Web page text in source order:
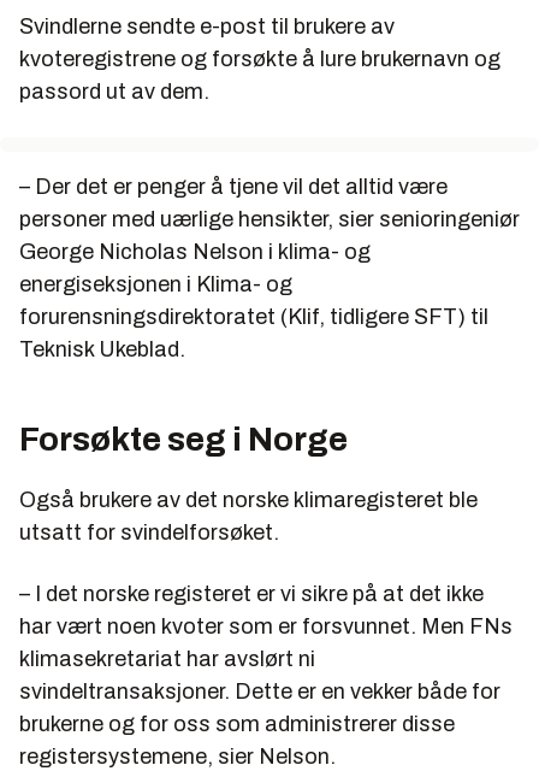
karbondioksid (CO2)
Kilde: Klif
Svindlerne sendte e-post til brukere av
kvoteregistrene og forsøkte å lure brukernavn og
passord ut av dem.
– Der det er penger å tjene vil det alltid være
personer med uærlige hensikter, sier senioringeniør
George Nicholas Nelson i klima- og
energiseksjonen i Klima- og
forurensningsdirektoratet (Klif, tidligere SFT) til
Teknisk Ukeblad.
Forsøkte seg i Norge
Også brukere av det norske klimaregisteret ble
utsatt for svindelforsøket.
– I det norske registeret er vi sikre på at det ikke
har vært noen kvoter som er forsvunnet. Men FNs
klimasekretariat har avslørt ni
svindeltransaksjoner. Dette er en vekker både for
brukerne og for oss som administrerer disse
registersystemene, sier Nelson.